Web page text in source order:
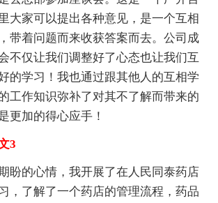
大家可以提出各种意见，是一个互相
带着问题而来收获答案而去。公司成
不仅让我们调整好了心态也让我们互
的学习！我也通过跟其他人的互相学
工作知识弥补了对其不了解而带来的
更加的得心应手！
3
的心情，我开展了在人民同泰药店
，了解了一个药店的管理流程，药品